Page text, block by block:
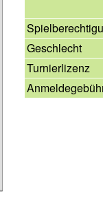
Geschlecht
Turnierlizenz